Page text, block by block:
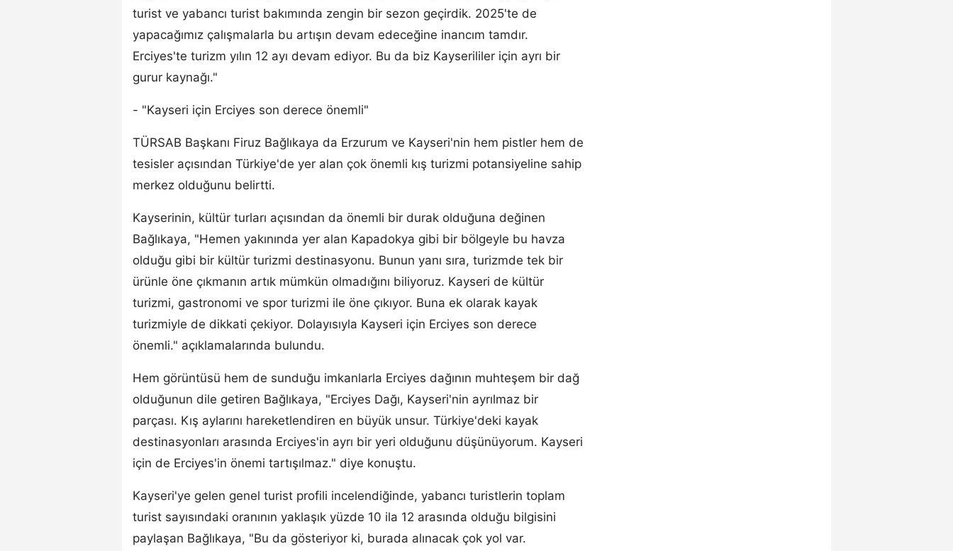
turist ve yabancı turist bakımında zengin bir sezon geçirdik. 2025'te de
yapacağımız çalışmalarla bu artışın devam edeceğine inancım tamdır.
Erciyes'te turizm yılın 12 ayı devam ediyor. Bu da biz Kayserililer için ayrı bir
gurur kaynağı."
- "Kayseri için Erciyes son derece önemli"
TÜRSAB Başkanı Firuz Bağlıkaya da Erzurum ve Kayseri'nin hem pistler hem de
tesisler açısından Türkiye'de yer alan çok önemli kış turizmi potansiyeline sahip
merkez olduğunu belirtti.
Kayserinin, kültür turları açısından da önemli bir durak olduğuna değinen
Bağlıkaya, "Hemen yakınında yer alan Kapadokya gibi bir bölgeyle bu havza
olduğu gibi bir kültür turizmi destinasyonu. Bunun yanı sıra, turizmde tek bir
ürünle öne çıkmanın artık mümkün olmadığını biliyoruz. Kayseri de kültür
turizmi, gastronomi ve spor turizmi ile öne çıkıyor. Buna ek olarak kayak
turizmiyle de dikkati çekiyor. Dolayısıyla Kayseri için Erciyes son derece
önemli." açıklamalarında bulundu.
Hem görüntüsü hem de sunduğu imkanlarla Erciyes dağının muhteşem bir dağ
olduğunun dile getiren Bağlıkaya, "Erciyes Dağı, Kayseri'nin ayrılmaz bir
parçası. Kış aylarını hareketlendiren en büyük unsur. Türkiye'deki kayak
destinasyonları arasında Erciyes'in ayrı bir yeri olduğunu düşünüyorum. Kayseri
için de Erciyes'in önemi tartışılmaz." diye konuştu.
Kayseri'ye gelen genel turist profili incelendiğinde, yabancı turistlerin toplam
turist sayısındaki oranının yaklaşık yüzde 10 ila 12 arasında olduğu bilgisini
paylaşan Bağlıkaya, "Bu da gösteriyor ki, burada alınacak çok yol var.